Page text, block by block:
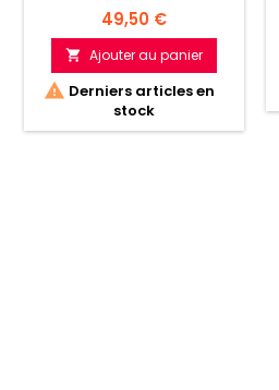
Prix
49,50 €
 Ajouter au panier
 Derniers articles en
stock